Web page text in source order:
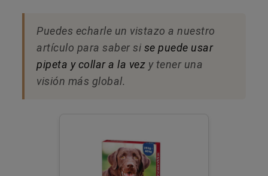
Puedes echarle un vistazo a nuestro
artículo para saber si se puede usar
pipeta y collar a la vez y tener una
visión más global.